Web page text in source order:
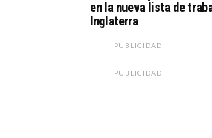
en la nueva lista de
Inglaterra
PUBLICIDAD
PUBLICIDAD